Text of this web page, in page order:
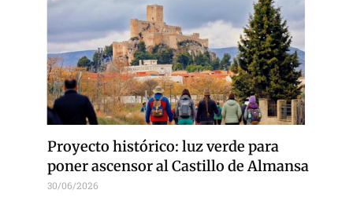
Proyecto histórico: luz verde para
poner ascensor al Castillo de Almansa
30/06/2026